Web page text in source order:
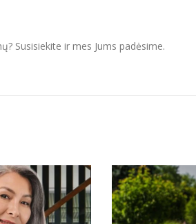
Susisiekite ir mes Jums padėsime.